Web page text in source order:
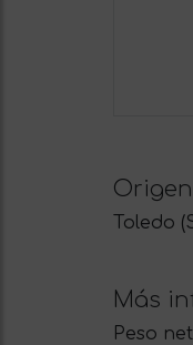
Origen
Toledo
Más
Peso